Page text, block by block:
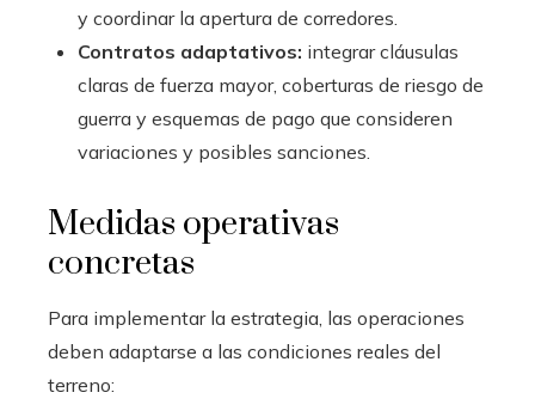
y coordinar la apertura de corredores.
Contratos adaptativos: integrar cláusulas
claras de fuerza mayor, coberturas de riesgo de
guerra y esquemas de pago que consideren
variaciones y posibles sanciones.
Medidas operativas
concretas
Para implementar la estrategia, las operaciones
deben adaptarse a las condiciones reales del
terreno: